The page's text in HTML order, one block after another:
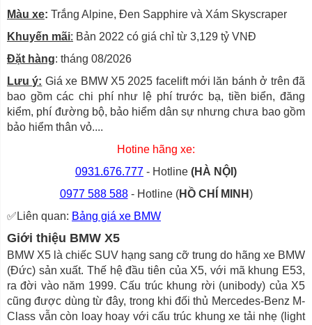
Màu xe: Trắng Alpine, Đen Sapphire và Xám Skyscraper
Khuyến mãi: Bản 2022 có giá chỉ từ 3,129 tỷ VNĐ
Đặt hàng: tháng 08/2026
Lưu ý: Giá xe BMW X5 2025 facelift mới lăn bánh ở trên đã
bao gồm các chi phí như lệ phí trước bạ, tiền biển, đăng
kiểm, phí đường bộ, bảo hiểm dân sự nhưng chưa bao gồm
bảo hiểm thân vỏ....
Hotine hãng xe:
0931.676.777 - Hotline (HÀ NỘI)
0977 588 588- Hotline (HỒ CHÍ MINH)
✅Liên quan: Bảng giá xe BMW
Giới thiệu BMW X5
BMW X5 là chiếc SUV hạng sang cỡ trung do hãng xe BMW
(Đức) sản xuất. Thế hệ đầu tiên của X5, với mã khung E53,
ra đời vào năm 1999. Cấu trúc khung rời (unibody) của X5
cũng được dùng từ đây, trong khi đối thủ Mercedes-Benz M-
Class vẫn còn loay hoay với cấu trúc khung xe tải nhẹ (light